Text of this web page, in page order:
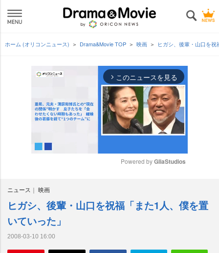
ホーム (オリコンニュース) Drama&Movie TOP 映画 ヒガシ、後輩・山口を
arrow_forward_ios このニュースを見る
e
Powered by GliaStudios
ニュース 映画
ヒガシ、後輩・山口を祝福「また1人、僕を置
いていった」
2008-03-10 16:00